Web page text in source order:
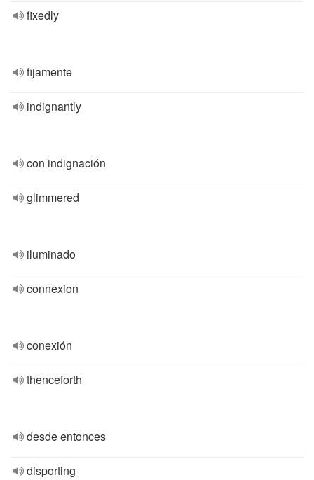
fixedly
fijamente
indignantly
con indignación
glimmered
iluminado
connexion
conexión
thenceforth
desde entonces
disporting